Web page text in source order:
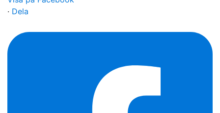
· Dela